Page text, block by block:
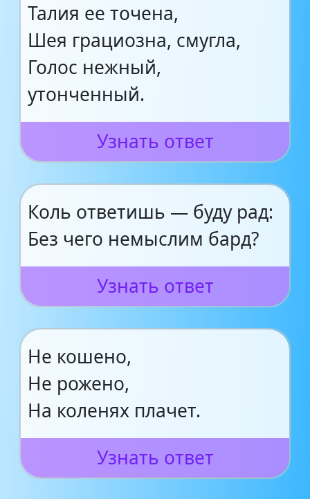
Талия ее точена,
Шея грациозна, смугла,
Голос нежный,
утонченный.
Узнать ответ
Коль ответишь — буду рад:
Без чего немыслим бард?
Узнать ответ
Не кошено,
Не рожено,
На коленях плачет.
Узнать ответ